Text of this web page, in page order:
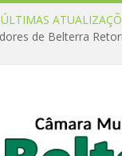
ÚLTIMAS